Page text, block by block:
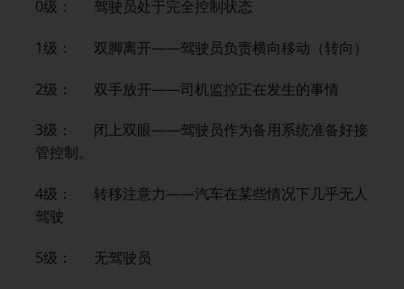
0级： 驾驶员处于完全控制状态
1级： 双脚离开——驾驶员负责横向移动（转向）
2级： 双手放开——司机监控正在发生的事情
3级： 闭上双眼——驾驶员作为备用系统准备好接
管控制。
4级： 转移注意力——汽车在某些情况下几乎无人
驾驶
5级： 无驾驶员